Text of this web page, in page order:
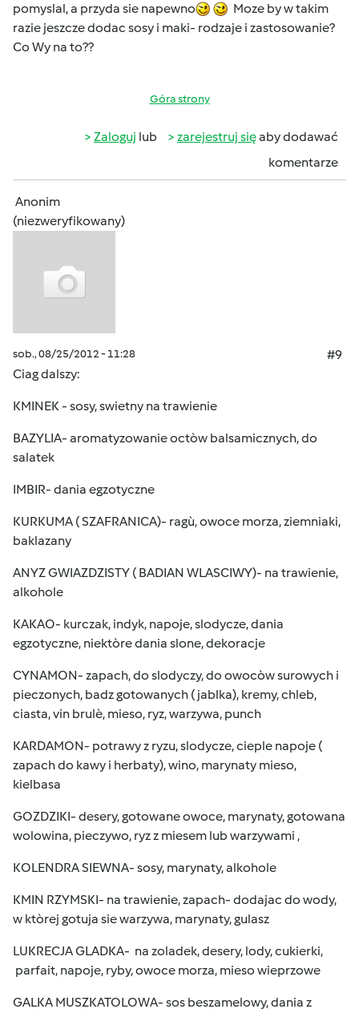
pomyslal, a przyda sie napewno
Moze by w takim
razie jeszcze dodac sosy i maki- rodzaje i zastosowanie?
Co Wy na to??
Góra strony
Zaloguj lub zarejestruj sięaby dodawać
komentarze
Anonim
(niezweryfikowany)
sob., 08/25/2012 - 11:28
#9
Ciag dalszy:
KMINEK - sosy, swietny na trawienie
BAZYLIA- aromatyzowanie octòw balsamicznych, do
salatek
IMBIR- dania egzotyczne
KURKUMA ( SZAFRANICA)- ragù, owoce morza, ziemniaki,
baklazany
ANYZ GWIAZDZISTY ( BADIAN WLASCIWY)- na trawienie,
alkohole
KAKAO- kurczak, indyk, napoje, slodycze, dania
egzotyczne, niektòre dania slone, dekoracje
CYNAMON- zapach, do slodyczy, do owocòw surowych i
pieczonych, badz gotowanych ( jablka), kremy, chleb,
ciasta, vin brulè, mieso, ryz, warzywa, punch
KARDAMON- potrawy z ryzu, slodycze, cieple napoje (
zapach do kawy i herbaty), wino, marynaty mieso,
kielbasa
GOZDZIKI- desery, gotowane owoce, marynaty, gotowana
wolowina, pieczywo, ryz z miesem lub warzywami ,
KOLENDRA SIEWNA- sosy, marynaty, alkohole
KMIN RZYMSKI- na trawienie, zapach- dodajac do wody,
w ktòrej gotuja sie warzywa, marynaty, gulasz
LUKRECJA GLADKA- na zoladek, desery, lody, cukierki,
parfait, napoje, ryby, owoce morza, mieso wieprzowe
GALKA MUSZKATOLOWA- sos beszamelowy, dania z